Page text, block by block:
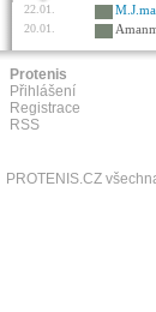
22.01.
20.01.
Protenis
Přihlášení
Registrace
RSS
PROTENIS.CZ